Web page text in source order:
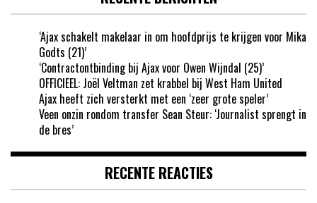
‘Ajax schakelt makelaar in om hoofdprijs te krijgen voor Mika
Godts (21)’
‘Contractontbinding bij Ajax voor Owen Wijndal (25)’
OFFICIEEL: Joël Veltman zet krabbel bij West Ham United
Ajax heeft zich versterkt met een ‘zeer grote speler’
Veen onzin rondom transfer Sean Steur: ‘Journalist sprengt in
de bres’
RECENTE REACTIES